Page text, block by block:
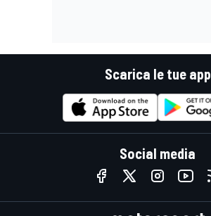
Scarica le tue app
Social media